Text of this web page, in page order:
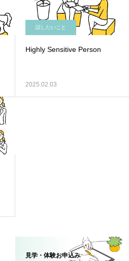
話したいこと
Highly Sensitive Person
2025.02.03
見学・体験お申込み